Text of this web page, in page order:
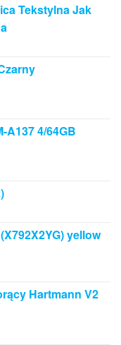
Tekstylna Jak
A137 4/64GB
yellow
Hartmann V2